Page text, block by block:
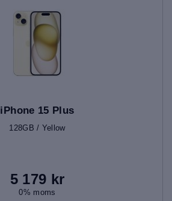
iPhone 15 Plus
128GB / Yellow
5 179 kr
0% moms